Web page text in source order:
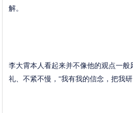
解。
李大霄本人看起来并不像他的观点一
礼、不紧不慢，“我有我的信念，把我